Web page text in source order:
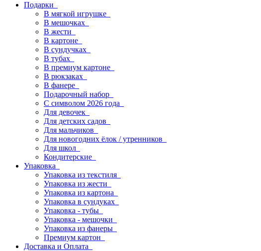
Подарки
В мягкой игрушке
В мешочках
В жести
В картоне
В сундучках
В тубах
В премиум картоне
В рюкзаках
В фанере
Подарочный набор
С символом 2026 года
Для девочек
Для детских садов
Для мальчиков
Для новогодних ёлок / утренников
Для школ
Кондитерские
Упаковка
Упаковка из текстиля
Упаковка из жести
Упаковка из картона
Упаковка в сундуках
Упаковка - тубы
Упаковка - мешочки
Упаковка из фанеры
Премиум картон
Доставка и Оплата